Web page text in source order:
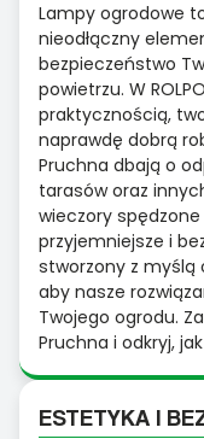
Lampy ogrodowe
nieodłączny
bezpieczeństwo
powietrzu. W
praktycznością,
naprawdę dobrą
Pruchna dbają o
tarasów oraz
wieczory
przyjemniejsze i
stworzony z myślą
aby nasze
Twojego ogrodu.
Pruchna i odkryj,
ESTETYKA I